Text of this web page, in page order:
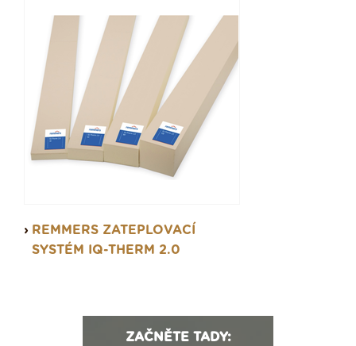
REMMERS ZATEPLOVACÍ
SYSTÉM IQ-THERM 2.0
ZAČNĚTE TADY: